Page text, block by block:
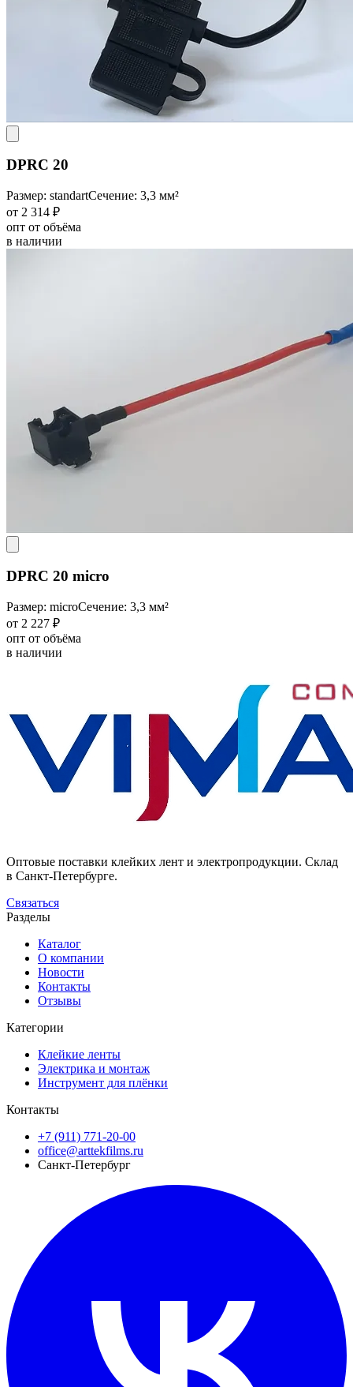
DPRC 20
Размер: standartСечение: 3,3 мм²
от 2 314 ₽
опт от объёма
в наличии
DPRC 20 micro
Размер: microСечение: 3,3 мм²
от 2 227 ₽
опт от объёма
в наличии
Оптовые поставки клейких лент и электропродукции. Склад
в Санкт-Петербурге.
Связаться
Разделы
Каталог
О компании
Новости
Контакты
Отзывы
Категории
Клейкие ленты
Электрика и монтаж
Инструмент для плёнки
Контакты
+7 (911) 771-20-00
office@arttekfilms.ru
Санкт-Петербург